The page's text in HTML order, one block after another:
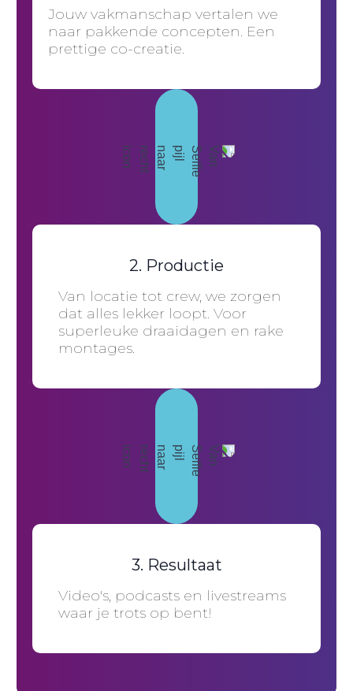
Jouw vakmanschap vertalen we
naar pakkende concepten. Een
prettige co-creatie.
2. Productie
Van locatie tot crew, we zorgen
dat alles lekker loopt. Voor
superleuke draaidagen en rake
montages.
3. Resultaat
Video's, podcasts en livestreams
waar je trots op bent!